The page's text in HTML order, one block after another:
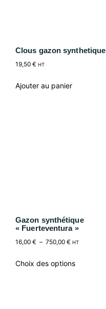
Clous gazon synthetique
19,50 € HT
Ajouter au panier
Gazon synthétique
« Fuerteventura »
16,00 € – 750,00 € HT
Choix des options